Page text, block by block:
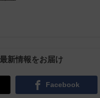
新情報をお届け
Facebook